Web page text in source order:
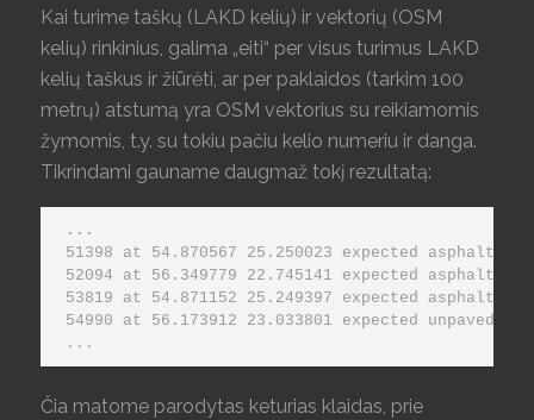
Kai turime taškų (LAKD kelių) ir vektorių (OSM
kelių) rinkinius, galima „eiti“ per visus turimus LAKD
kelių taškus ir žiūrėti, ar per paklaidos (tarkim 100
metrų) atstumą yra OSM vektorius su reikiamomis
žymomis, t.y. su tokiu pačiu kelio numeriu ir danga.
Tikrindami gauname daugmaž tokį rezultatą:
...
51398 at 54.870567 25.250023 expected asphalt 108
52094 at 56.349779 22.745141 expected asphalt
53819 at 54.871152 25.249397 expected asphalt 108
54990 at 56.173912 23.033801 expected unpaved
...
Čia matome parodytas keturias klaidas, prie